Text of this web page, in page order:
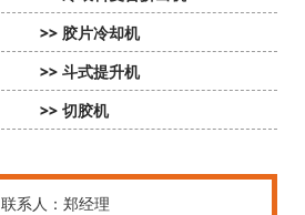
>> 胶片冷却机
>> 斗式提升机
>> 切胶机
联系人：郑经理